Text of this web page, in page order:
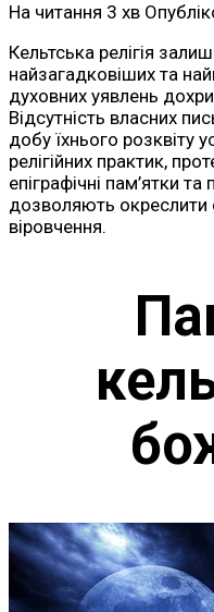
На читання 3 хв
Кельтська релігія
найзагадковіших та
духовних уявлень
Відсутність власних
добу їхнього розквіту
релігійних практик,
епіграфічні пам’ятки та
дозволяють окреслити
віровчення.